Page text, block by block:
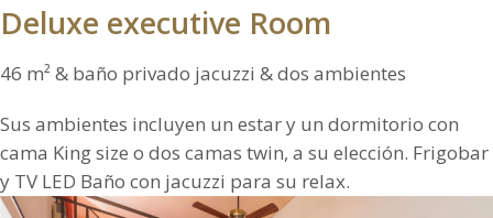
Deluxe executive Room
46 m² & baño privado jacuzzi & dos ambientes
Sus ambientes incluyen un estar y un dormitorio con
cama King size o dos camas twin, a su elección. Frigobar
y TV LED Baño con jacuzzi para su relax.